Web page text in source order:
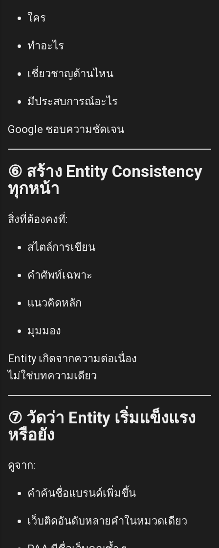
ใคร
ทำอะไร
เชี่ยวชาญด้านไหน
มีประสบการณ์อะไร
Google ชอบความชัดเจน
⑥ สร้าง Entity Consistency
ทุกหน้า
สิ่งที่ต้องคงที่:
สไตล์การเขียน
คำศัพท์เฉพาะ
แนวคิดหลัก
มุมมอง
Entity เกิดจากความต่อเนื่อง
ไม่ใช่บทความเดียว
⑦ วัดว่า Entity เริ่มแข็งแรง
หรือยัง
ดูจาก:
คำค้นชื่อแบรนด์เพิ่มขึ้น
เว็บติดอันดับหลายคำในหมวดเดียว